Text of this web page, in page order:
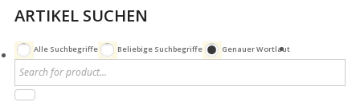
ARTIKEL SUCHEN
Alle Suchbegriffe Beliebige Suchbegriffe Genauer Wortlaut